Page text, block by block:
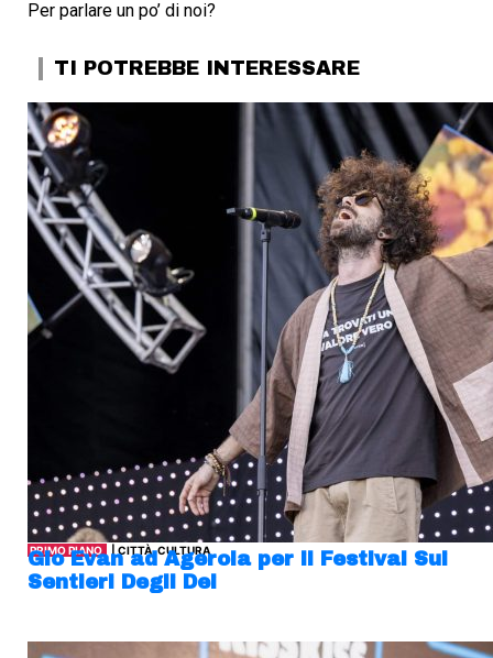
Per parlare un po’ di noi?
TI POTREBBE INTERESSARE
PRIMO PIANO | CITTÀ, CULTURA
Gio Evan ad Agerola per il Festival Sui
Sentieri Degli Dei